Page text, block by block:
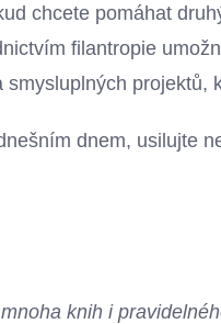
chcete pomáhat
filantropie
projektů,
dnem, usilujte
knih i